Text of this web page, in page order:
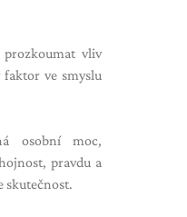
prozkoumat vliv
ve smyslu
osobní moc,
pravdu a
skutečnost.